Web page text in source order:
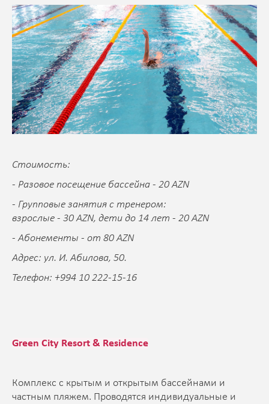
Стоимость:
- Разовое посещение бассейна - 20 AZN
- Групповые занятия с тренером:
взрослые - 30 AZN, дети до 14 лет - 20 AZN
- Абонементы - от 80 AZN
Адрес: ул. И. Абилова, 50.
Телефон: +994 10 222-15-16
Green City Resort & Residence
Комплекс с крытым и открытым бассейнами и
частным пляжем. Проводятся индивидуальные и